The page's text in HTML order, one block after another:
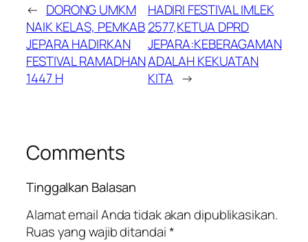
← DORONG UMKM
NAIK KELAS, PEMKAB
JEPARA HADIRKAN
FESTIVAL RAMADHAN
1447 H
HADIRI FESTIVAL IMLEK
2577,KETUA DPRD
JEPARA:KEBERAGAMAN
ADALAH KEKUATAN
KITA →
Comments
Tinggalkan Balasan
Alamat email Anda tidak akan dipublikasikan.
Ruas yang wajib ditandai*